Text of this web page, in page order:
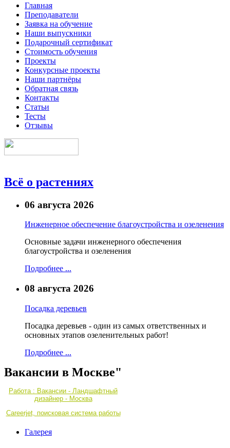
Главная
Преподаватели
Заявка на обучение
Наши выпускники
Подарочный сертификат
Стоимость обучения
Проекты
Конкурсные проекты
Наши партнёры
Обратная связь
Контакты
Статьи
Тесты
Отзывы
Всё о растениях
06 августа 2026
Инженерное обеспечение благоустройства и озеленения
Основные задачи инженерного обеспечения
благоустройства и озеленения
Подробнее ...
08 августа 2026
Посадка деревьев
Посадка деревьев - один из самых ответственных и
основных этапов озеленительных работ!
Подробнее ...
Вакансии в Москве"
Работа : Вакансии - Ландшафтный
дизайнер - Москва
Careerjet, поисковая система работы
Галерея